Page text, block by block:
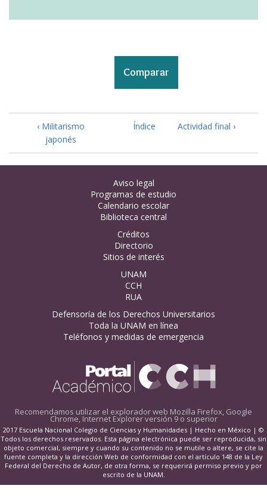
‹ Militarismo
japonés
Índice Actividad final ›
Aviso legal
Programas de estudio
Calendario escolar
Biblioteca central
Créditos
Directorio
Sitios de interés
UNAM
CCH
RUA
Defensoría de los Derechos Universitarios
Toda la UNAM en línea
Teléfonos y medidas de emergencia
Recomendamos utilizar el explorador web Mozilla Firefox, Google
Chrome, Internet Explorer versión 9 o superior
2017 Escuela Nacional Colegio de Ciencias y Humanidades | Hecho en México | ©
Todos los derechos reservados. Esta página electrónica puede ser reproducida, sin
objeto comercial, siempre y cuando su contenido no se mutile o altere, se cite la
fuente completa y la dirección Web de conformidad con el artículo 148 de la Ley
Federal del Derecho de Autor, de otra forma, se requerirá permiso previo y por
escrito de la UNAM.